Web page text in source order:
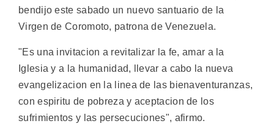
bendijo este sabado un nuevo santuario de la
Virgen de Coromoto, patrona de Venezuela.
"Es una invitacion a revitalizar la fe, amar a la
Iglesia y a la humanidad, llevar a cabo la nueva
evangelizacion en la linea de las bienaventuranzas,
con espiritu de pobreza y aceptacion de los
sufrimientos y las persecuciones", afirmo.